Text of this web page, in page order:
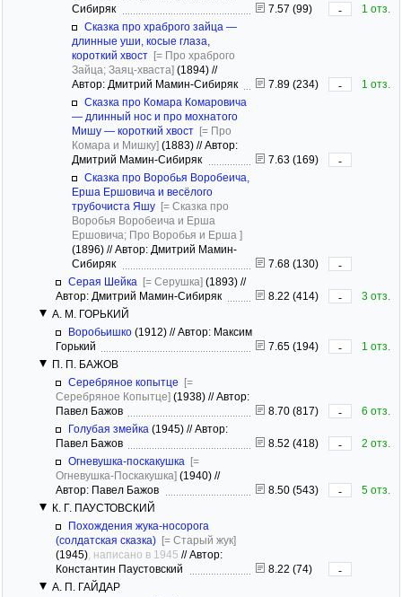
Сибиряк
7.57 (99) -
1 отз.
Сказка про храброго зайца —
длинные уши, косые глаза,
короткий хвост [= Про храброго
Зайца; Заяц-хваста] (1894) //
Автор: Дмитрий Мамин-Сибиряк
7.89 (234) -
1 отз.
Сказка про Комара Комаровича
— длинный нос и про мохнатого
Мишу — короткий хвост [= Про
Комара и Мишку] (1883) //Автор:
Дмитрий Мамин-Сибиряк
7.63 (169)
-
Сказка про Воробья Воробеича,
Ерша Ершовича и весёлого
трубочиста Яшу [= Сказка про
Воробья Воробеича и Ерша
Ершовича; Про Воробья и Ерша ]
(1896) //Автор: Дмитрий Мамин-
Сибиряк
7.68 (130)
-
Серая Шейка [= Серушка] (1893) //
Автор: Дмитрий Мамин-Сибиряк
8.22 (414) -
3 отз.
А. М. ГОРЬКИЙ
Воробьишко (1912) //Автор: Максим
Горький
7.65 (194) -
1 отз.
П. П. БАЖОВ
Серебряное копытце [=
Серебряное Копытце] (1938) //Автор:
Павел Бажов
8.70 (817) -
6 отз.
Голубая змейка (1945) //Автор:
Павел Бажов
8.52 (418) -
2 отз.
Огневушка-поскакушка [=
Огневушка-Поскакушка] (1940) //
Автор: Павел Бажов
8.50 (543) -
5 отз.
К. Г. ПАУСТОВСКИЙ
Похождения жука-носорога
(солдатская сказка) [= Старый жук]
(1945) , написано в 1945 //Автор:
Константин Паустовский
8.22 (74)
-
А. П. ГАЙДАР